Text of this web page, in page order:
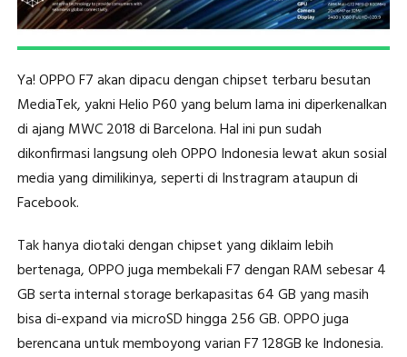
Ya! OPPO F7 akan dipacu dengan chipset terbaru besutan
MediaTek, yakni Helio P60 yang belum lama ini diperkenalkan
di ajang MWC 2018 di Barcelona. Hal ini pun sudah
dikonfirmasi langsung oleh OPPO Indonesia lewat akun sosial
media yang dimilikinya, seperti di Instragram ataupun di
Facebook.
Tak hanya diotaki dengan chipset yang diklaim lebih
bertenaga, OPPO juga membekali F7 dengan RAM sebesar 4
GB serta internal storage berkapasitas 64 GB yang masih
bisa di-expand via microSD hingga 256 GB. OPPO juga
berencana untuk memboyong varian F7 128GB ke Indonesia.